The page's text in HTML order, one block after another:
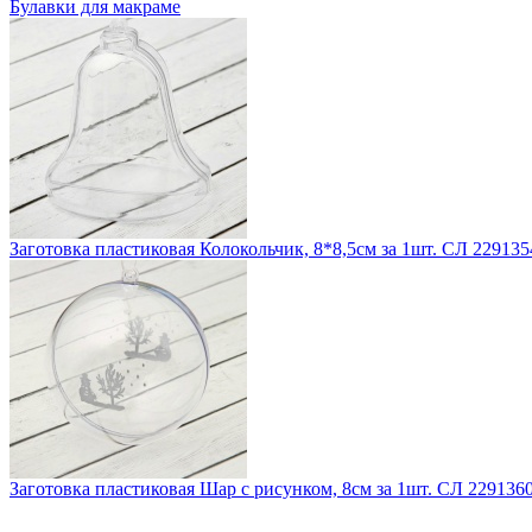
Булавки для макраме
Заготовка пластиковая Колокольчик, 8*8,5см за 1шт. СЛ
Заготовка пластиковая Шар с рисунком, 8см за 1шт. СЛ